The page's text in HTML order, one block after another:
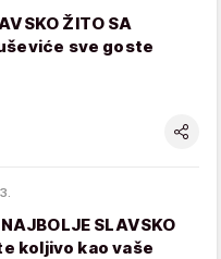
ŽITO SA
sve goste
SLAVSKO
koljivo kao vaše